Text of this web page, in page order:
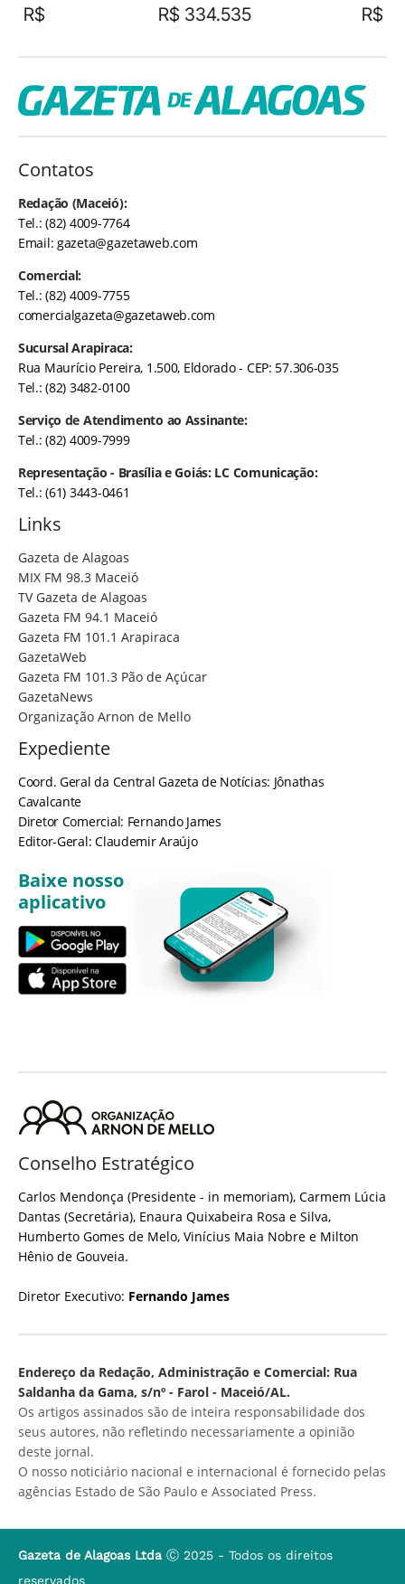
R$ R$ 334.535 R$
Contatos
Redação (Maceió):
Tel.: (82) 4009-7764
Email:gazeta@gazetaweb.com
Comercial:
Tel.: (82) 4009-7755
comercialgazeta@gazetaweb.com
Sucursal Arapiraca:
Rua Maurício Pereira, 1.500, Eldorado - CEP: 57.306-035
Tel.: (82) 3482-0100
Serviço de Atendimento ao Assinante:
Tel.: (82) 4009-7999
Representação - Brasília e Goiás: LC Comunicação:
Tel.: (61) 3443-0461
Links
Gazeta de Alagoas
MIX FM 98.3 Maceió
TV Gazeta de Alagoas
Gazeta FM 94.1 Maceió
Gazeta FM 101.1 Arapiraca
GazetaWeb
Gazeta FM 101.3 Pão de Açúcar
GazetaNews
Organização Arnon de Mello
Expediente
Coord. Geral da Central Gazeta de Notícias: Jônathas
Cavalcante
Diretor Comercial: Fernando James
Editor-Geral: Claudemir Araújo
Baixe nosso
aplicativo
Conselho Estratégico
Carlos Mendonça (Presidente - in memoriam), Carmem Lúcia
Dantas (Secretária), Enaura Quixabeira Rosa e Silva,
Humberto Gomes de Melo, Vinícius Maia Nobre e Milton
Hênio de Gouveia.
Diretor Executivo: Fernando James
Endereço da Redação, Administração e Comercial: Rua
Saldanha da Gama, s/nº - Farol - Maceió/AL.
Os artigos assinados são de inteira responsabilidade dos
seus autores, não refletindo necessariamente a opinião
deste jornal.
O nosso noticiário nacional e internacional é fornecido pelas
agências Estado de São Paulo e Associated Press.
Gazeta de Alagoas Ltda Ⓒ 2025 - Todos os direitos
reservados